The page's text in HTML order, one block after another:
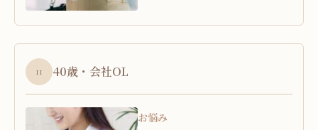
11 40歳・会社OL
お悩み